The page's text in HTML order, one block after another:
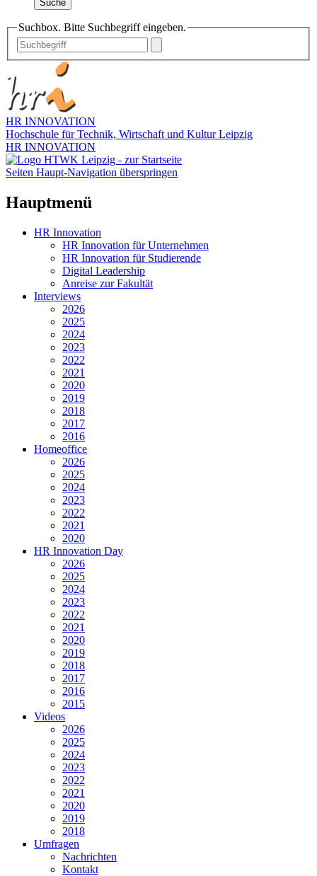
Suche
Suchbox. Bitte Suchbegriff eingeben.
HR INNOVATION
Hochschule für Technik, Wirtschaft und Kultur Leipzig
HR INNOVATION
Seiten Haupt-Navigation überspringen
Hauptmenü
HR Innovation
HR Innovation für Unternehmen
HR Innovation für Studierende
Digital Leadership
Anreise zur Fakultät
Interviews
2026
2025
2024
2023
2022
2021
2020
2019
2018
2017
2016
Homeoffice
2026
2025
2024
2023
2022
2021
2020
HR Innovation Day
2026
2025
2024
2023
2022
2021
2020
2019
2018
2017
2016
2015
Videos
2026
2025
2024
2023
2022
2021
2020
2019
2018
Umfragen
Nachrichten
Kontakt